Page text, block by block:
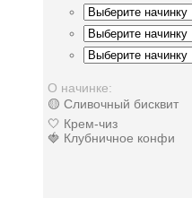
О начинке:
🟡 Сливочный бисквит
🤍 Крем-чиз
🍓 Клубничное конфи